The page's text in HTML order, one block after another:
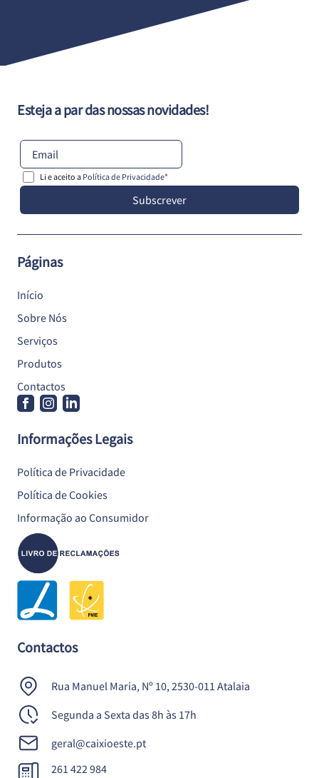
Esteja a par das nossas novidades!
Li e aceito a Política de Privacidade*
Subscrever
Páginas
Início
Sobre Nós
Serviços
Produtos
Contactos
Informações Legais
Política de Privacidade
Política de Cookies
Informação ao Consumidor
Contactos
Rua Manuel Maria, Nº 10, 2530-011 Atalaia
Segunda a Sexta das 8h às 17h
geral@caixioeste.pt
261 422 984